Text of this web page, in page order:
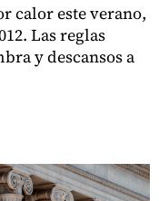
calor este verano,
Las reglas
y descansos a